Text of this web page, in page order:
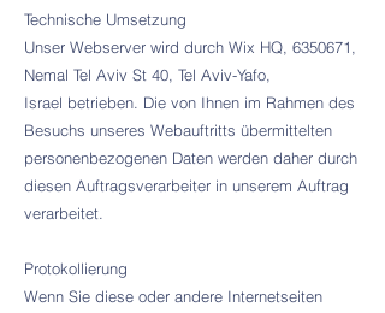
Technische Umsetzung
Unser Webserver wird durch Wix HQ, 6350671
Nemal Tel Aviv St 40, Tel Aviv-Yafo,
Israel betrieben. Die von Ihnen im Rahmen des
Besuchs unseres Webauftritts übermittelten
personenbezogenen Daten werden daher durch
diesen Auftragsverarbeiter in unserem Auftrag
verarbeitet.
Protokollierung
Wenn Sie diese oder andere Internetseiten